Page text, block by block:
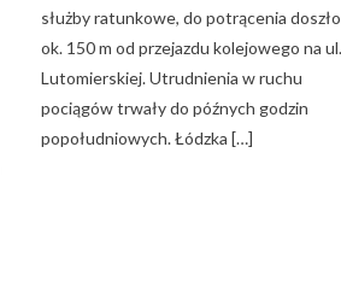
służby ratunkowe, do potrącenia doszło
ok. 150 m od przejazdu kolejowego na ul.
Lutomierskiej. Utrudnienia w ruchu
pociągów trwały do późnych godzin
popołudniowych. Łódzka […]